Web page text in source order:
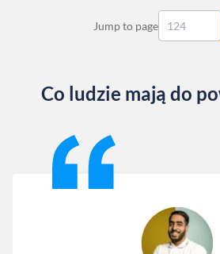
Jump to page
Co ludzie mają do